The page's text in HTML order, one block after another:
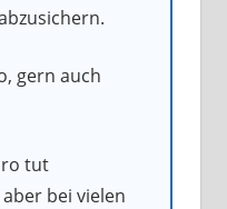
gern auch
tut
bei vielen